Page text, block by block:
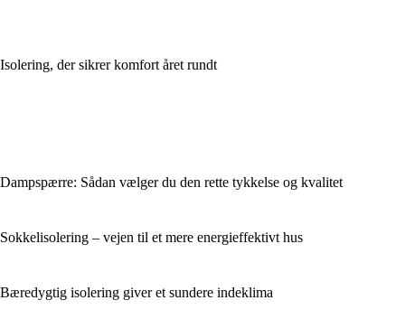
Isolering, der sikrer komfort året rundt
Dampspærre: Sådan vælger du den rette tykkelse og kvalitet
Sokkelisolering – vejen til et mere energieffektivt hus
Bæredygtig isolering giver et sundere indeklima